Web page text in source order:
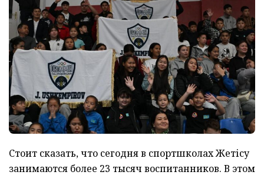
Стоит сказать, что сегодня в спортшколах Жетісу
занимаются более 23 тысяч воспитанников. В этом